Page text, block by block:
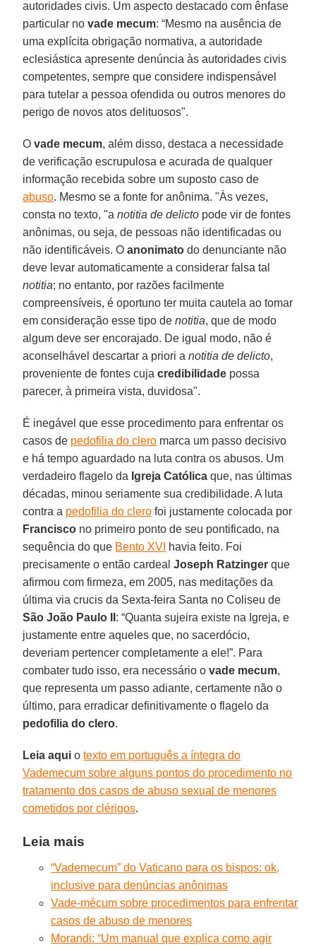
autoridades civis. Um aspecto destacado com ênfase
particular novade mecum: “Mesmo na ausência de
uma explícita obrigação normativa, a autoridade
eclesiástica apresente denúncia às autoridades civis
competentes, sempre que considere indispensável
para tutelar a pessoa ofendida ou outros menores do
perigo de novos atos delituosos".
Ovade mecum, além disso, destaca a necessidade
de verificação escrupulosa e acurada de qualquer
informação recebida sobre um suposto caso de
abuso. Mesmo se a fonte for anônima. "Às vezes,
consta no texto, "anotitia de delicto pode vir de fontes
anônimas, ou seja, de pessoas não identificadas ou
não identificáveis. Oanonimato do denunciante não
deve levar automaticamente a considerar falsa tal
notitia; no entanto, por razões facilmente
compreensíveis, é oportuno ter muita cautela ao tomar
em consideração esse tipo denotitia, que de modo
algum deve ser encorajado. De igual modo, não é
aconselhável descartar a priori anotitia de delicto,
proveniente de fontes cujacredibilidade possa
parecer, à primeira vista, duvidosa".
É inegável que esse procedimento para enfrentar os
casos de pedofilia do clero marca um passo decisivo
e há tempo aguardado na luta contra os abusos. Um
verdadeiro flagelo da Igreja Católica que, nas últimas
décadas, minou seriamente sua credibilidade. A luta
contra a pedofilia do clero foi justamente colocada por
Francisco no primeiro ponto de seu pontificado, na
sequência do que Bento XVI havia feito. Foi
precisamente o então cardealJoseph Ratzinger que
afirmou com firmeza, em 2005, nas meditações da
última via crucis da Sexta-feira Santa no Coliseu de
São João Paulo II : “Quanta sujeira existe na Igreja, e
justamente entre aqueles que, no sacerdócio,
deveriam pertencer completamente a ele!”. Para
combater tudo isso, era necessário ovade mecum,
que representa um passo adiante, certamente não o
último, para erradicar definitivamente o flagelo da
pedofilia do clero.
Leia aqui otexto em português a íntegra do
Vademecum sobre alguns pontos do procedimento no
tratamento dos casos de abuso sexual de menores
cometidos por clérigos.
Leia mais
“Vademecum” do Vaticano para os bispos: ok,
inclusive para denúncias anônimas
Vade-mécum sobre procedimentos para enfrentar
casos de abuso de menores
Morandi: “Um manual que explica como agir